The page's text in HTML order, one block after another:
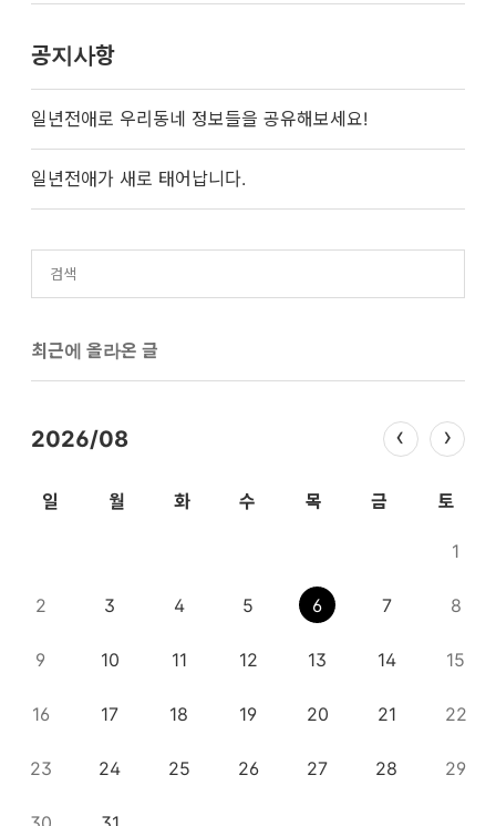
공지사항
일년전애로 우리동네 정보들을 공유해보세요!
일년전애가 새로 태어납니다.
최근에 올라온 글
2026/08
일 월 화 수 목 금 토
1
2 3 4 5 6 7 8
9 10 11 12 13 14 15
16 17 18 19 20 21 22
23 24 25 26 27 28 29